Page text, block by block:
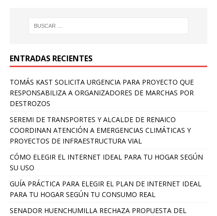
ENTRADAS RECIENTES
TOMÁS KAST SOLICITA URGENCIA PARA PROYECTO QUE
RESPONSABILIZA A ORGANIZADORES DE MARCHAS POR
DESTROZOS
SEREMI DE TRANSPORTES Y ALCALDE DE RENAICO
COORDINAN ATENCIÓN A EMERGENCIAS CLIMÁTICAS Y
PROYECTOS DE INFRAESTRUCTURA VIAL
CÓMO ELEGIR EL INTERNET IDEAL PARA TU HOGAR SEGÚN
SU USO
GUÍA PRÁCTICA PARA ELEGIR EL PLAN DE INTERNET IDEAL
PARA TU HOGAR SEGÚN TU CONSUMO REAL
SENADOR HUENCHUMILLA RECHAZA PROPUESTA DEL